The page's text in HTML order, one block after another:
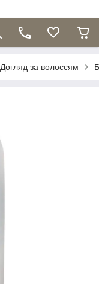
Догляд за волоссям